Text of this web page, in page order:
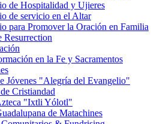
de Hospitalidad y Ujieres
de servicio en el Altar
para Promover la Oración en Familia
Resurrection
en la Fe y Sacramentos
Jóvenes "Alegría del Evangelio"
Cristiandad
"Ixtli Yólotl"
de Matachines